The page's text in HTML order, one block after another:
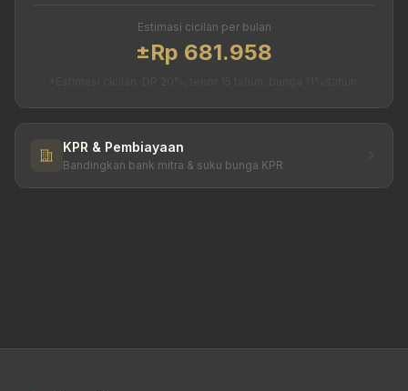
Estimasi cicilan per bulan
±Rp 681.958
KPR & Pembiayaan
Bandingkan bank mitra & suku bunga KPR